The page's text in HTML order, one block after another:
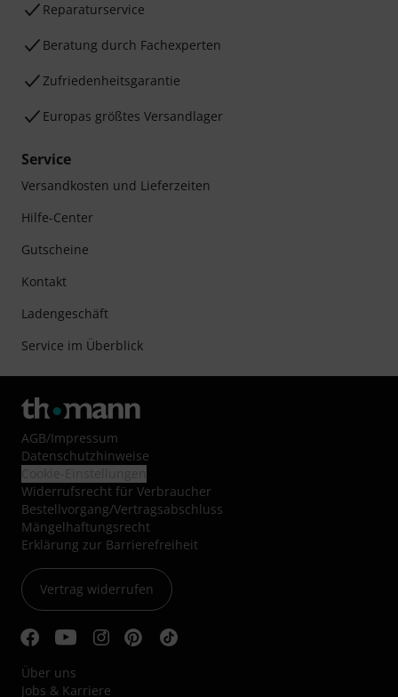
Reparaturservice
Beratung durch Fachexperten
Zufriedenheitsgarantie
Europas größtes Versandlager
Service
Versandkosten und Lieferzeiten
Hilfe-Center
Gutscheine
Kontakt
Ladengeschäft
Service im Überblick
AGB/Impressum
Datenschutzhinweise
Widerrufsrecht für Verbraucher
Bestellvorgang/Vertragsabschluss
Mängelhaftungsrecht
Erklärung zur Barrierefreiheit
Vertrag widerrufen
Über uns
Jobs & Karriere